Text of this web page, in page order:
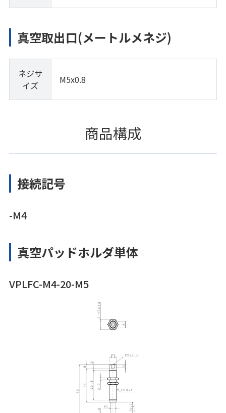
真空取出口(メートルメネジ)
ネジサ
イズ
M5x0.8
商品構成
接続記号
-M4
真空パッドホルダ単体
VPLFC-M4-20-M5